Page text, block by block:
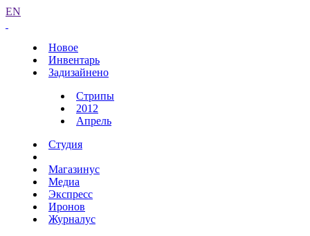
EN
Новое
Инвентарь
Задизайнено
Стрипы
2012
Апрель
Студия
Магазинус
Медиа
Экспресс
Иронов
Журналус